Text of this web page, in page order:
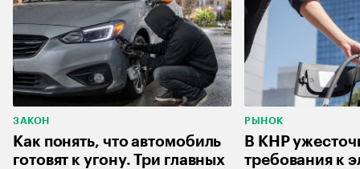
ЗАКОН
Как понять, что автомобиль
готовят к угону. Три главных
РЫНОК
В КНР
требования к